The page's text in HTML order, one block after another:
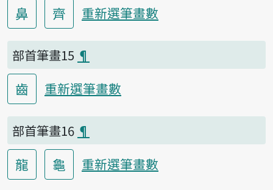
鼻 齊 重新選筆畫數
部首筆畫15 ¶
齒 重新選筆畫數
部首筆畫16 ¶
龍 龜 重新選筆畫數